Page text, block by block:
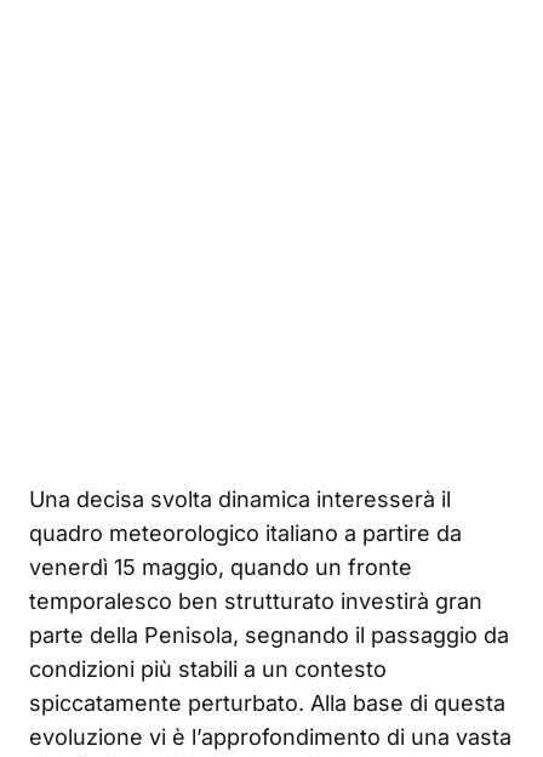
Una decisa svolta dinamica interesserà il
quadro meteorologico italiano a partire da
venerdì 15 maggio, quando un fronte
temporalesco ben strutturato investirà gran
parte della Penisola, segnando il passaggio da
condizioni più stabili a un contesto
spiccatamente perturbato. Alla base di questa
evoluzione vi è l’approfondimento di una vasta